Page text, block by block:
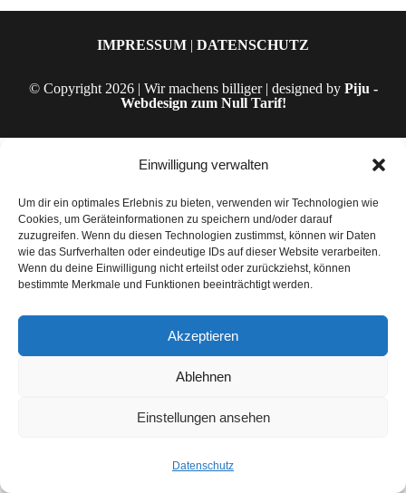
Einwilligung verwalten
Um dir ein optimales Erlebnis zu bieten, verwenden wir Technologien wie
Cookies, um Geräteinformationen zu speichern und/oder darauf
zuzugreifen. Wenn du diesen Technologien zustimmst, können wir Daten
wie das Surfverhalten oder eindeutige IDs auf dieser Website verarbeiten.
Wenn du deine Einwilligung nicht erteilst oder zurückziehst, können
bestimmte Merkmale und Funktionen beeinträchtigt werden.
Akzeptieren
Ablehnen
Einstellungen ansehen
Datenschutz
IMPRESSUM | DATENSCHUTZ
© Copyright 2026 | Wir machens billiger | designed by Piju -
Webdesign zum Null Tarif!